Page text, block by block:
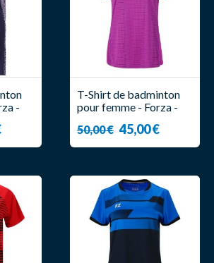
-
T-Shirt de badminton
pour femme - Forza -
50,00 € 45,00 €